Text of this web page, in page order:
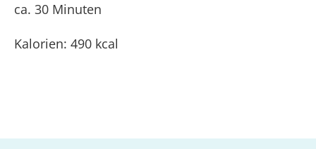
ca. 30 Minuten
Kalorien: 490 kcal